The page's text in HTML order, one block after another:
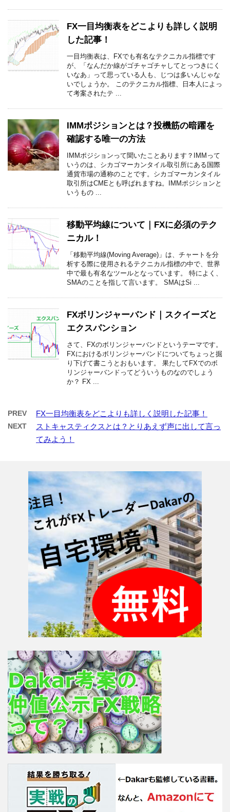
FX一目均衡表をどこよりも詳しく説明
した記事！
一目均衡表は、FXでも有名なテクニカル指標です
が、「なんだか線がゴチャゴチャしてとっつきにく
いなあ」って思っている人も、じつは多いんじゃな
いでしょうか。 このテクニカル指標、日本人によっ
て考案されたテ ...
IMMポジションとは？投機筋の暗躍を
確認する唯一の方法
IMMポジションって聞いたことあります？IMMって
いうのは、シカゴマーカンタイル取引所にある国際
通貨市場の通称のことです。シカゴマーカンタイル
取引所はCMEとも呼ばれますね。IMMポジションと
いうもの ...
移動平均線について｜FXに必須のテク
ニカル！
「移動平均線(Moving Average)」は、チャートを分
析する際に使用されるテクニカル指標の中で、世界
中で最も有名なツールとなっています。 特によく、
SMAのことを指して言います。 SMAはSi ...
FXボリンジャーバンド｜スクイーズと
エクスパンション
さて、FXのボリンジャーバンドというテーマです。
FXにおけるボリンジャーバンドについてちょっと掘
り下げて書こうとおもいます。 果たしてFXでのボ
リンジャーバンドってどういうものなのでしょう
か？ FX ...
PREV FX一目均衡表をどこよりも詳しく説明した記事！
NEXT
ストキャスティクスとは？とりあえず声に出して言っ
てみよう！